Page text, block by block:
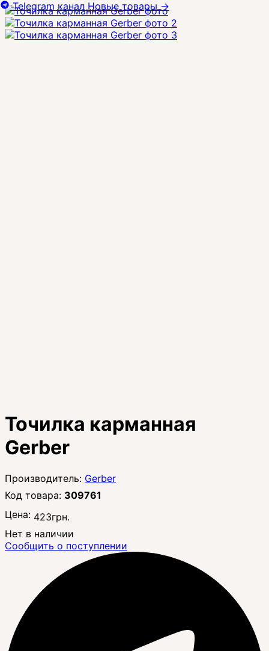
Точилка карманная
Gerber
Gerber
309761
Цена: 423грн.
Нет в наличии
Сообщить о поступлении
Telegram канал Новые товары→